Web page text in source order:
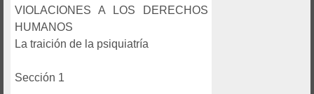
VIOLACIONES A LOS DERECHOS
HUMANOS
La traición de la psiquiatría
Sección 1